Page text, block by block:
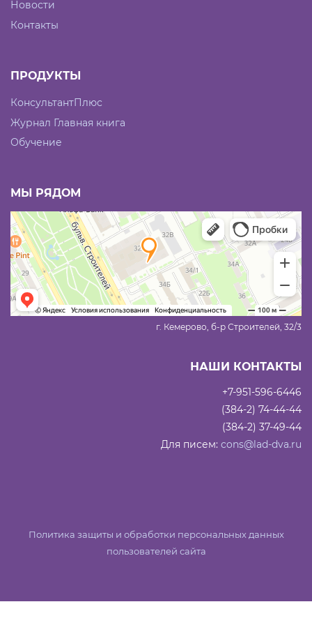
Новости
Контакты
ПРОДУКТЫ
КонсультантПлюс
Журнал Главная книга
Обучение
МЫ РЯДОМ
г. Кемерово, б-р Строителей, 32/3
НАШИ КОНТАКТЫ
+7-951-596-6446
(384-2) 74-44-44
(384-2) 37-49-44
Для писем: cons@lad-dva.ru
Политика защиты и обработки персональных данных
пользователей сайта